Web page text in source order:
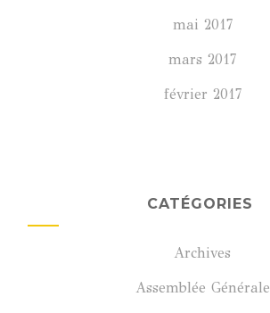
mai 2017
mars 2017
février 2017
CATÉGORIES
Archives
Assemblée Générale